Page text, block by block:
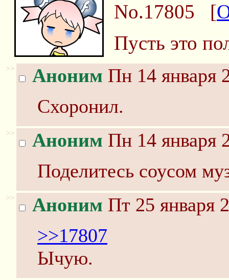
No.17805 [
Пусть это
>> Аноним Пн 14 января
Схоронил.
>> Аноним Пн 14 января
Поделитесь соусом
>> Аноним Пт 25 января
>>17807
Ычую.